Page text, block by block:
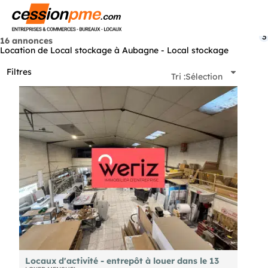
16 annonces
Location de Local stockage à Aubagne - Local stockage
Filtres
3
Tri :Sélection
Locaux d'activité - entrepôt à louer dans le 13